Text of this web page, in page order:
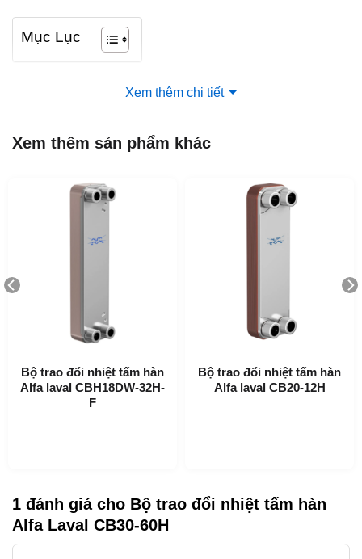
Mục Lục
Làm nóng và làm mát hệ thống HVAC
Kích thước nhỏ gọn
Dễ lắp đặt
Xem thêm chi tiết
Xem thêm sản phẩm khác
Bộ trao đổi nhiệt tấm hàn
Alfa laval CBH18DW-32H-
F
Bộ trao đổi nhiệt tấm hàn
Alfa laval CB20-12H
1 đánh giá cho Bộ trao đổi nhiệt tấm hàn
Alfa Laval CB30-60H